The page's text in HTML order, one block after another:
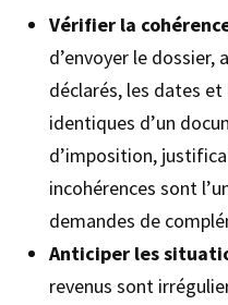
Vérifier la
d’envoyer le
déclarés, les dates
identiques d’un
d’imposition,
incohérences sont
demandes de
Anticiper les
revenus sont